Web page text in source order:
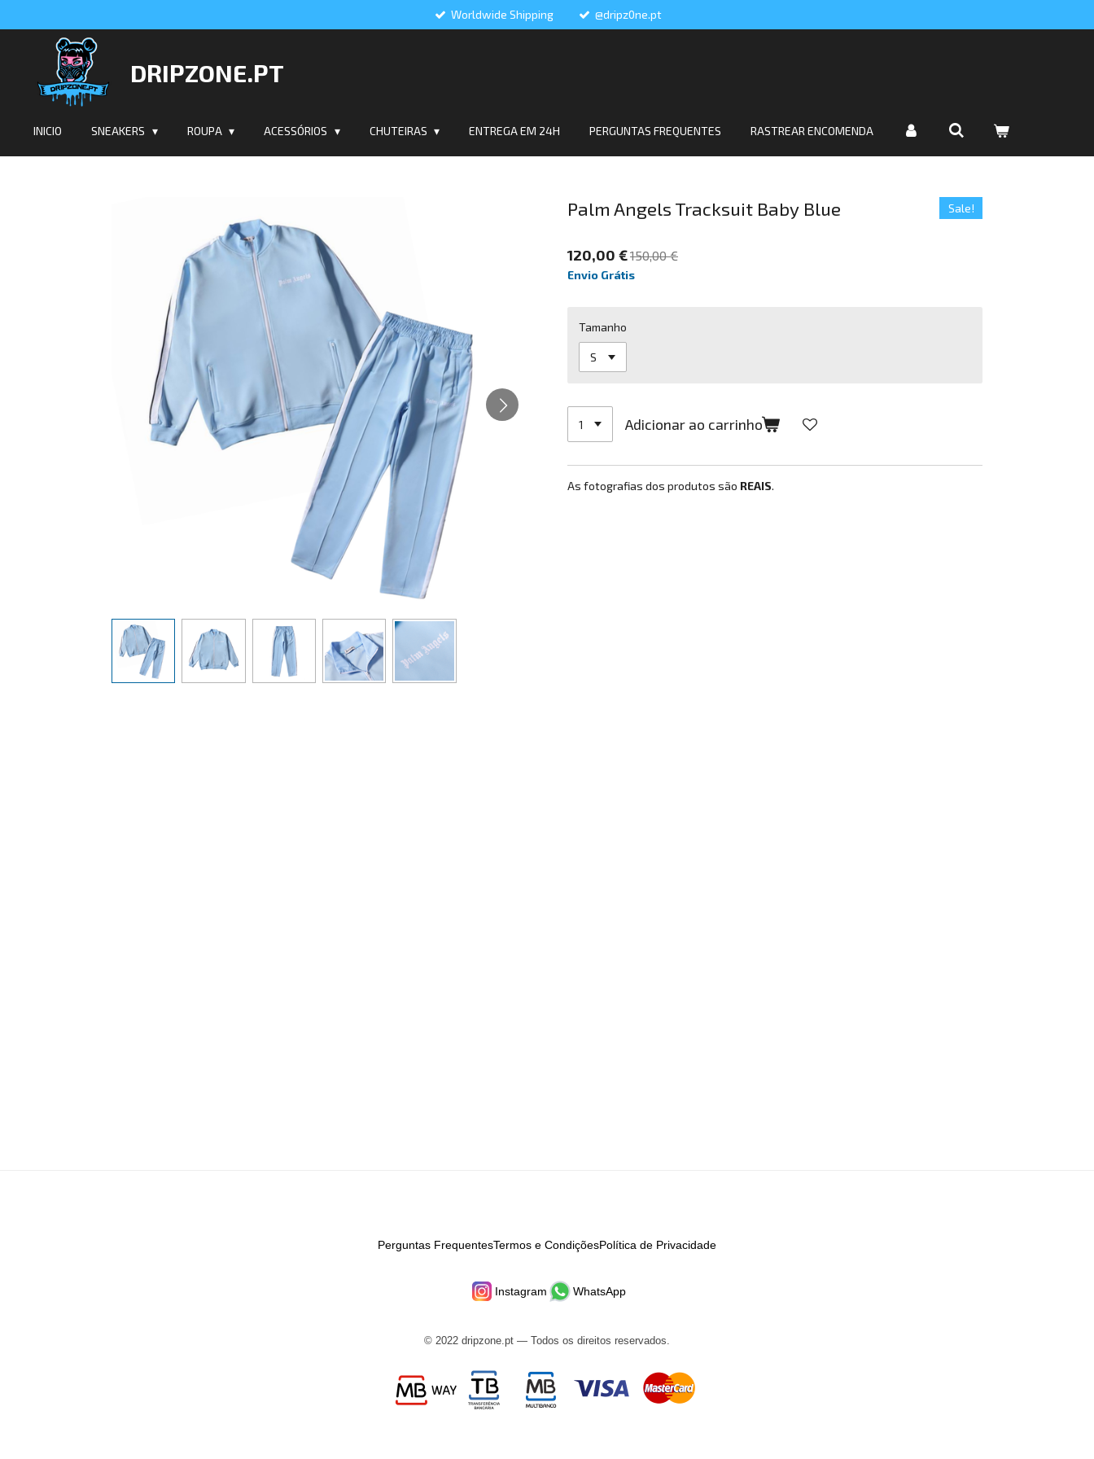
conteúdo
principal
Worldwide Shipping @dripz0ne.pt
DRIPZONE.PT
INICIO SNEAKERS ROUPA ACESSÓRIOS CHUTEIRAS ENTREGA EM 24H PERGUNTAS FREQUENTES RASTREAR ENCOMENDA
Palm Angels Tracksuit Baby Blue Sale!
120,00 €150,00 €
Envio Grátis
Tamanho
Adicionar ao carrinho
As fotografias dos produtos são REAIS.
Perguntas FrequentesTermos e CondiçõesPolítica de Privacidade
Instagram WhatsApp
© 2022 dripzone.pt — Todos os direitos reservados.